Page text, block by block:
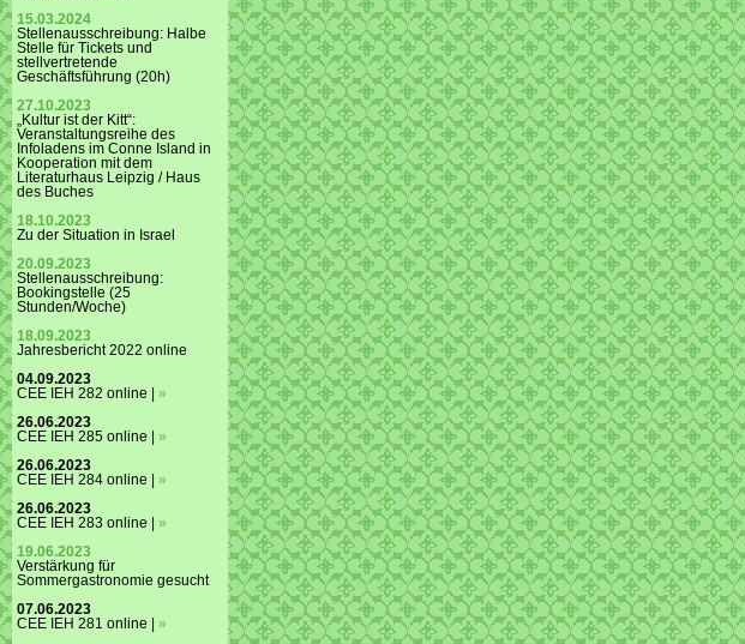
15.03.2024
Stellenausschreibung: Halbe
Stelle für Tickets und
stellvertretende
Geschäftsführung (20h)
27.10.2023
„Kultur ist der Kitt“:
Veranstaltungsreihe des
Infoladens im Conne Island in
Kooperation mit dem
Literaturhaus Leipzig / Haus
des Buches
18.10.2023
Zu der Situation in Israel
20.09.2023
Stellenausschreibung:
Bookingstelle (25
Stunden/Woche)
18.09.2023
Jahresbericht 2022 online
04.09.2023
CEE IEH 282 online | »
26.06.2023
CEE IEH 285 online | »
26.06.2023
CEE IEH 284 online | »
26.06.2023
CEE IEH 283 online | »
19.06.2023
Verstärkung für
Sommergastronomie gesucht
07.06.2023
CEE IEH 281 online | »